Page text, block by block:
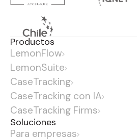
Productos
LemonFlow
LemonSuite
CaseTracking
CaseTracking con IA
CaseTracking Firms
Soluciones
Para empresas